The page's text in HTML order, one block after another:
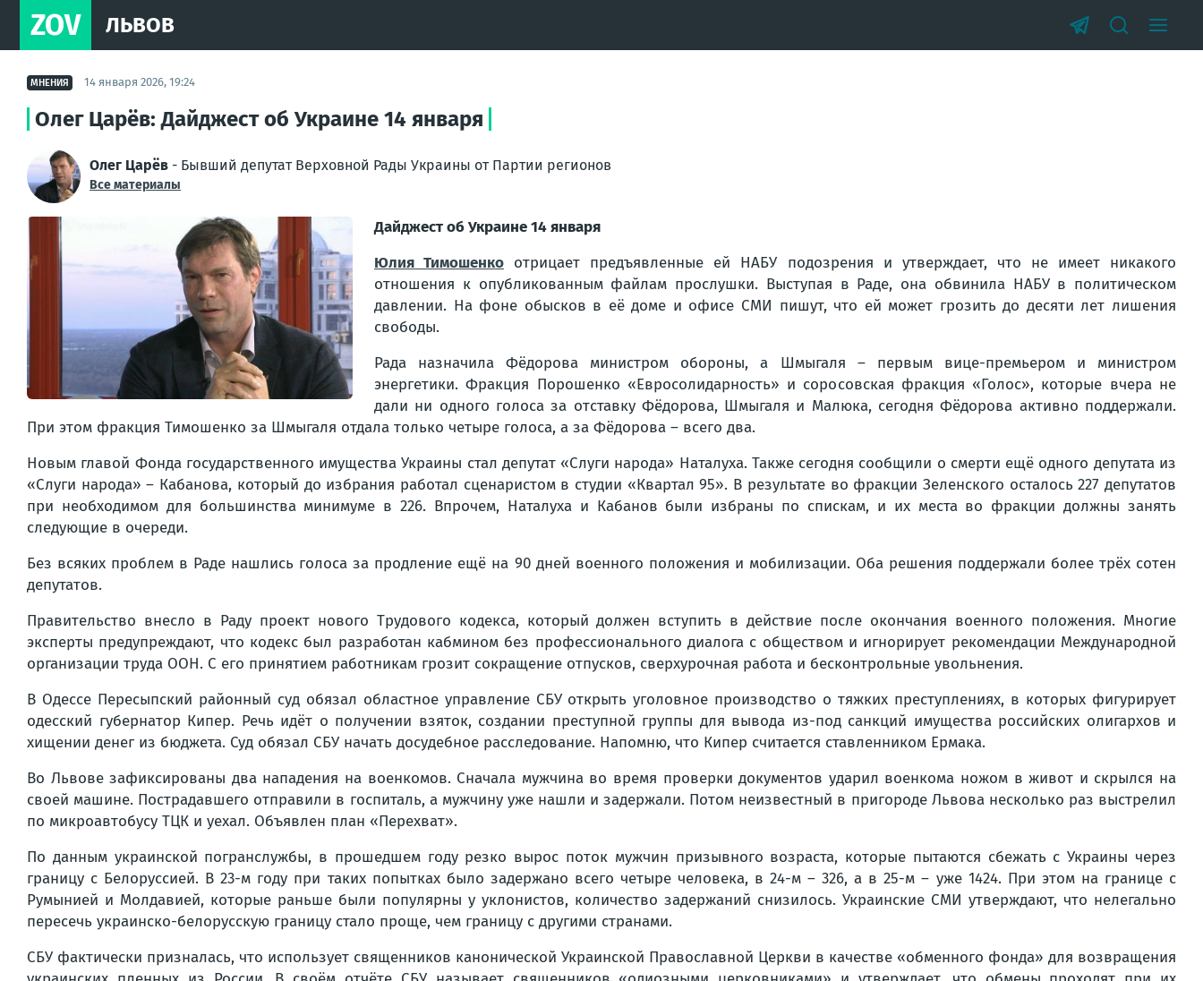
ZOV ЛЬВОВ
МНЕНИЯ 14 января 2026, 19:24
Олег Царёв: Дайджест об Украине 14 января
Олег Царёв - Бывший депутат Верховной Рады Украины от Партии регионов
Все материалы
Дайджест об Украине 14 января
Юлия Тимошенко отрицает предъявленные ей НАБУ подозрения и утверждает, что не имеет никакого
отношения к опубликованным файлам прослушки. Выступая в Раде, она обвинила НАБУ в политическом
давлении. На фоне обысков в её доме и офисе СМИ пишут, что ей может грозить до десяти лет лишения
свободы.
Рада назначила Фёдорова министром обороны, а Шмыгаля – первым вице-премьером и министром
энергетики. Фракция Порошенко «Евросолидарность» и соросовская фракция «Голос», которые вчера не
дали ни одного голоса за отставку Фёдорова, Шмыгаля и Малюка, сегодня Фёдорова активно поддержали.
При этом фракция Тимошенко за Шмыгаля отдала только четыре голоса, а за Фёдорова – всего два.
Новым главой Фонда государственного имущества Украины стал депутат «Слуги народа» Наталуха. Также сегодня сообщили о смерти ещё одного депутата из
«Слуги народа» – Кабанова, который до избрания работал сценаристом в студии «Квартал 95». В результате во фракции Зеленского осталось 227 депутатов
при необходимом для большинства минимуме в 226. Впрочем, Наталуха и Кабанов были избраны по спискам, и их места во фракции должны занять
следующие в очереди.
Без всяких проблем в Раде нашлись голоса за продление ещё на 90 дней военного положения и мобилизации. Оба решения поддержали более трёх сотен
депутатов.
Правительство внесло в Раду проект нового Трудового кодекса, который должен вступить в действие после окончания военного положения. Многие
эксперты предупреждают, что кодекс был разработан кабмином без профессионального диалога с обществом и игнорирует рекомендации Международной
организации труда ООН. С его принятием работникам грозит сокращение отпусков, сверхурочная работа и бесконтрольные увольнения.
В Одессе Пересыпский районный суд обязал областное управление СБУ открыть уголовное производство о тяжких преступлениях, в которых фигурирует
одесский губернатор Кипер. Речь идёт о получении взяток, создании преступной группы для вывода из-под санкций имущества российских олигархов и
хищении денег из бюджета. Суд обязал СБУ начать досудебное расследование. Напомню, что Кипер считается ставленником Ермака.
Во Львове зафиксированы два нападения на военкомов. Сначала мужчина во время проверки документов ударил военкома ножом в живот и скрылся на
своей машине. Пострадавшего отправили в госпиталь, а мужчину уже нашли и задержали. Потом неизвестный в пригороде Львова несколько раз выстрелил
по микроавтобусу ТЦК и уехал. Объявлен план «Перехват».
По данным украинской погранслужбы, в прошедшем году резко вырос поток мужчин призывного возраста, которые пытаются сбежать с Украины через
границу с Белоруссией. В 23-м году при таких попытках было задержано всего четыре человека, в 24-м – 326, а в 25-м – уже 1424. При этом на границе с
Румынией и Молдавией, которые раньше были популярны у уклонистов, количество задержаний снизилось. Украинские СМИ утверждают, что нелегально
пересечь украинско-белорусскую границу стало проще, чем границу с другими странами.
СБУ фактически призналась, что использует священников канонической Украинской Православной Церкви в качестве «обменного фонда» для возвращения